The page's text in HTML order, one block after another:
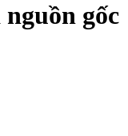
gốc